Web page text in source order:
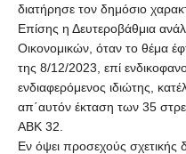
διατήρησε τον δημόσιο
Επίσης η Δευτεροβάθμια
Οικονομικών, όταν το θέμα
της 8/12/2023, επί
ενδιαφερόμενος ιδιώτης,
απ΄αυτόν έκταση των 35
ΑΒΚ 32.
Εν όψει προσεχούς